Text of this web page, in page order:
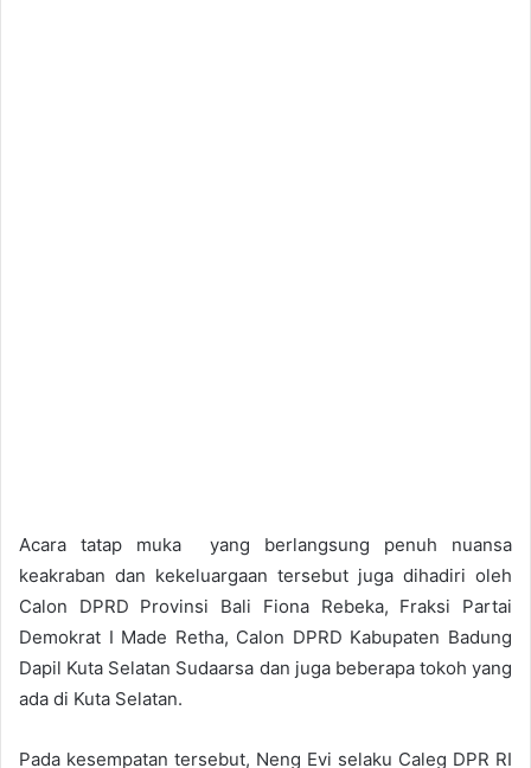
Acara tatap muka yang berlangsung penuh nuansa
keakraban dan kekeluargaan tersebut juga dihadiri oleh
Calon DPRD Provinsi Bali Fiona Rebeka, Fraksi Partai
Demokrat I Made Retha, Calon DPRD Kabupaten Badung
Dapil Kuta Selatan Sudaarsa dan juga beberapa tokoh yang
ada di Kuta Selatan.
Pada kesempatan tersebut, Neng Evi selaku Caleg DPR RI